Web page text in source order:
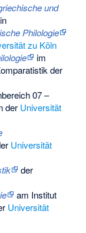
und
Philologie
zu Köln
im
der
07 –
der Universität
Universität
der
am Institut
Universität